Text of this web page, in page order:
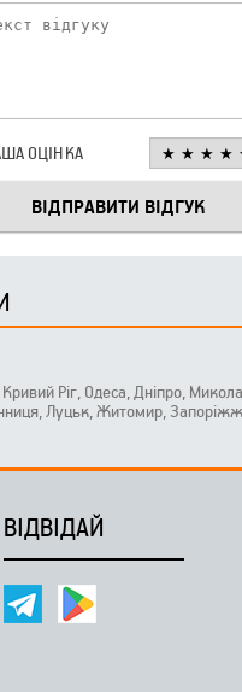
КОТИКИ (20ШТ/
ОЦІНКА
Кривий Ріг, Одеса, Дніпро,
Луцьк, Житомир,
ВІДВІДАЙ